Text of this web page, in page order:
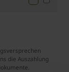
die Auszahlung